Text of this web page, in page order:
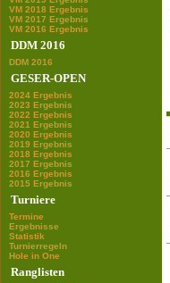
VM 2018 Ergebnis
VM 2017 Ergebnis
VM 2016 Ergebnis
DDM 2016
DDM 2016
GESER-OPEN
2024 Ergebnis
2023 Ergebnis
2022 Ergebnis
2021 Ergebnis
2020 Ergebnis
2019 Ergebnis
2018 Ergebnis
2017 Ergebnis
2016 Ergebnis
2015 Ergebnis
Turniere
Termine
Ergebnisse
Statistik
Turnierregeln
Hole in One
Ranglisten